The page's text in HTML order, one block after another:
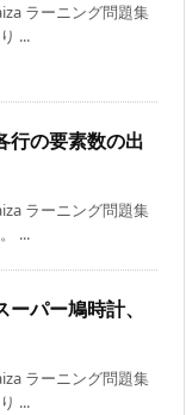
ラーニング問題集
...
の要素数の出
ラーニング問題集
...
パー鳩時計、
ラーニング問題集
...